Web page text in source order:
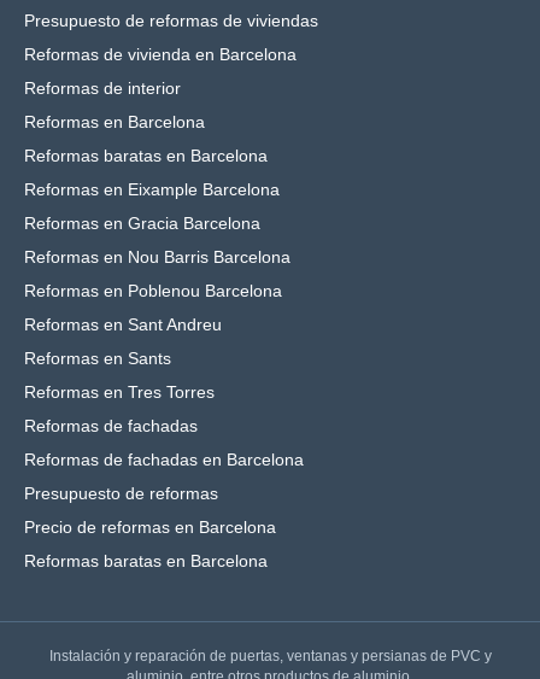
Presupuesto de reformas de viviendas
Reformas de vivienda en Barcelona
Reformas de interior
Reformas en Barcelona
Reformas baratas en Barcelona
Reformas en Eixample Barcelona
Reformas en Gracia Barcelona
Reformas en Nou Barris Barcelona
Reformas en Poblenou Barcelona
Reformas en Sant Andreu
Reformas en Sants
Reformas en Tres Torres
Reformas de fachadas
Reformas de fachadas en Barcelona
Presupuesto de reformas
Precio de reformas en Barcelona
Reformas baratas en Barcelona
Instalación y reparación de puertas, ventanas y persianas de PVC y